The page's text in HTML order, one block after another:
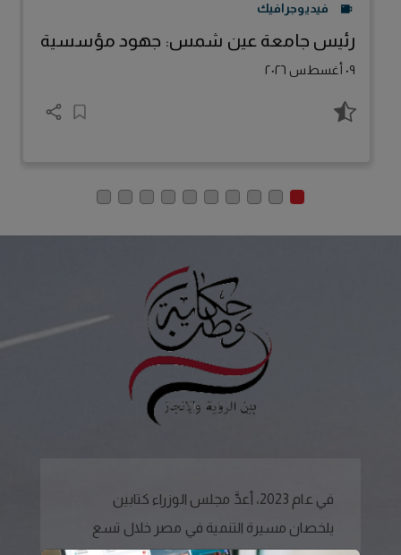
فيديوجرافيك
رئيس جامعة عين شمس: جهود مؤسسية
لتحقيق الاستدامة الرقمية في الجامعة
٠٩ أغسطس ٢٠٢٦
في عام 2023، أعدَّ مجلس الوزراء كتابين
يلخصان مسيرة التنمية في مصر خلال تسع